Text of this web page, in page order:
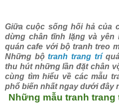
Giữa cuộc sống hối hả của
dừng chân tĩnh lặng và yên
quán cafe với bộ tranh treo
Những bộtranh trang trí
thu hút những lần đặt chân
cùng tìm hiểu về các mẫu
phổ biến nhất ngay dưới đây
Những mẫu tranh trang